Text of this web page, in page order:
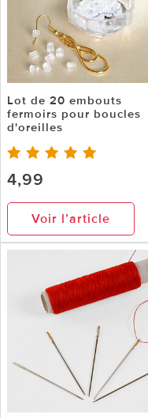
Lot de 20 embouts
fermoirs pour boucles
d'oreilles
4,99
Voir l’article